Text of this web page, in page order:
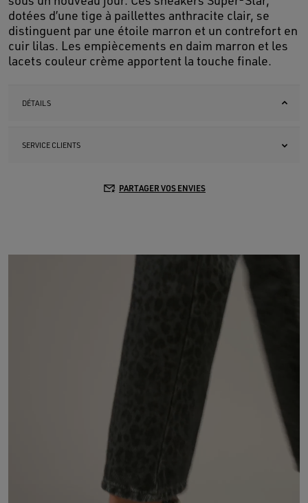
dotées d’une tige à paillettes anthracite clair, se
distinguent par une étoile marron et un contrefort en
cuir lilas. Les empiècements en daim marron et les
lacets couleur crème apportent la touche finale.
DÉTAILS
SERVICE CLIENTS
PARTAGER VOS ENVIES